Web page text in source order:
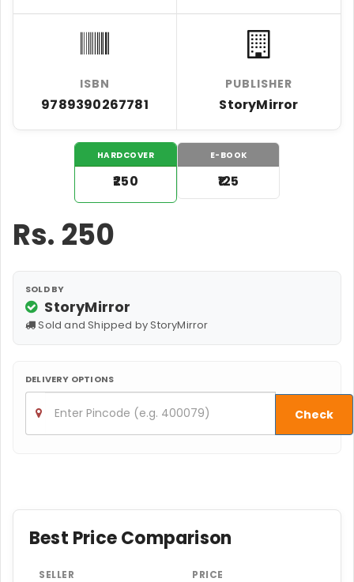
ISBN
9789390267781
PUBLISHER
StoryMirror
HARDCOVER
₹250
E-BOOK
₹125
Rs. 250
SOLD BY
StoryMirror
Sold and Shipped by StoryMirror
DELIVERY OPTIONS
Check
Best Price Comparison
SELLER PRICE